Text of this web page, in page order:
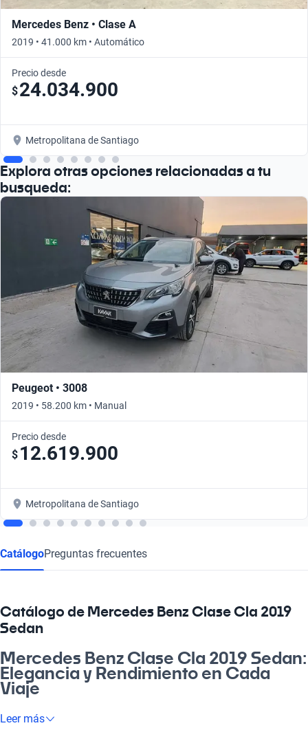
Mercedes Benz • Clase A
2019 • 41.000 km • Automático
Precio desde
$24.034.900
Metropolitana de Santiago
Explora otras opciones relacionadas a tu
busqueda:
Peugeot • 3008
2019 • 58.200 km • Manual
Precio desde
$ 12.619.900
Metropolitana de Santiago
CatálogoPreguntas frecuentes
Catálogo de Mercedes Benz Clase Cla 2019
Sedan
Mercedes Benz Clase Cla 2019 Sedan:
Elegancia y Rendimiento en Cada
Viaje
Si buscas un vehículo que combine estilo, eficiencia y
Leer más